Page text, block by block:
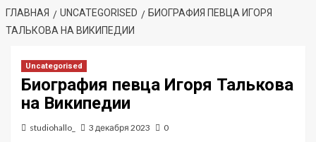
ГЛАВНАЯ UNCATEGORISED
БИОГРАФИЯ ПЕВЦА ИГОРЯ
ТАЛЬКОВА НА ВИКИПЕДИИ
Uncategorised
Биография певца Игоря Талькова
на Википедии
studiohallo_ 3 декабря 2023 0